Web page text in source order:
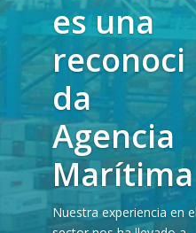
es una
reconoci
da
Agencia
Marítima
Nuestra experiencia en el